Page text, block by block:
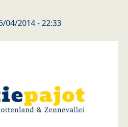
04/2014 - 22:33